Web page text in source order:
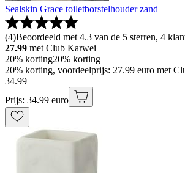
Sealskin Grace toiletborstelhouder zand
(4)Beoordeeld met 4.3 van de 5 sterren, 4
27.99 met Club Karwei
20% korting20% korting
20% korting, voordeelprijs: 27.99 euro met
34.99
Prijs: 34.99 euro